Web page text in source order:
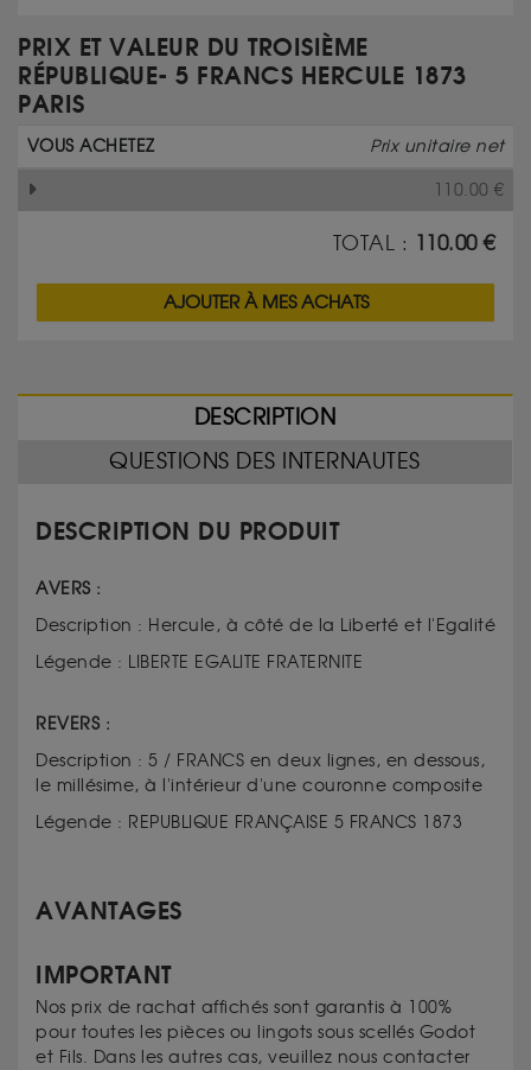
PRIX ET VALEUR DU TROISIÈME
RÉPUBLIQUE- 5 FRANCS HERCULE 1873
PARIS
VOUS ACHETEZ Prix unitaire net
110.00 €
TOTAL : 110.00€
AJOUTER À MES ACHATS
DESCRIPTION
QUESTIONS DES INTERNAUTES
DESCRIPTION DU PRODUIT
AVERS :
Description : Hercule, à côté de la Liberté et l'Egalité
Légende : LIBERTE EGALITE FRATERNITE
REVERS :
Description : 5 / FRANCS en deux lignes, en dessous,
le millésime, à l'intérieur d'une couronne composite
Légende : REPUBLIQUE FRANÇAISE 5 FRANCS 1873
AVANTAGES
IMPORTANT
Nos prix de rachat affichés sont garantis à 100%
pour toutes les pièces ou lingots sous scellés Godot
et Fils. Dans les autres cas, veuillez nous contacter